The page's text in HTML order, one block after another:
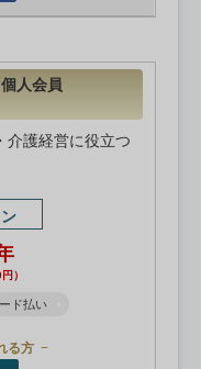
人会員
介護経営に役立つ
）
ド払い
る方